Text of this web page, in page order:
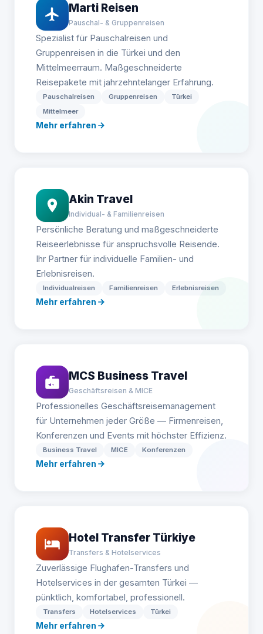
Marti Reisen
Pauschal- & Gruppenreisen
Spezialist für Pauschalreisen und
Gruppenreisen in die Türkei und den
Mittelmeerraum. Maßgeschneiderte
Reisepakete mit jahrzehntelanger Erfahrung.
Pauschalreisen Gruppenreisen
Türkei
Mittelmeer
Mehr erfahren
Akin Travel
Individual- & Familienreisen
Persönliche Beratung und maßgeschneiderte
Reiseerlebnisse für anspruchsvolle Reisende.
Ihr Partner für individuelle Familien- und
Erlebnisreisen.
Individualreisen Familienreisen Erlebnisreisen
Mehr erfahren
MCS Business Travel
Geschäftsreisen & MICE
Professionelles Geschäftsreisemanagement
für Unternehmen jeder Größe — Firmenreisen,
Konferenzen und Events mit höchster Effizienz.
Business Travel MICE Konferenzen
Mehr erfahren
Hotel Transfer Türkiye
Transfers & Hotelservices
Zuverlässige Flughafen-Transfers und
Hotelservices in der gesamten Türkei —
pünktlich, komfortabel, professionell.
Transfers Hotelservices Türkei
Mehr erfahren